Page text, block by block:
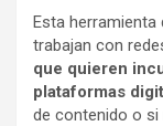
Esta
trabajan con
que quieren
plataformas
de contenido o